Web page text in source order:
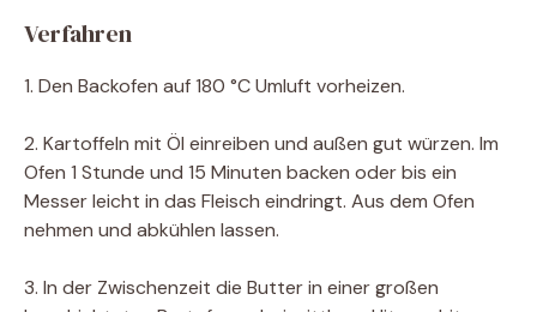
Verfahren
1. Den Backofen auf 180 °C Umluft vorheizen.
2. Kartoffeln mit Öl einreiben und außen gut würzen. Im
Ofen 1 Stunde und 15 Minuten backen oder bis ein
Messer leicht in das Fleisch eindringt. Aus dem Ofen
nehmen und abkühlen lassen.
3. In der Zwischenzeit die Butter in einer großen